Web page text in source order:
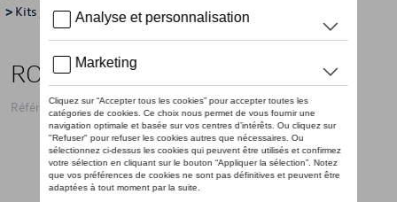
> Kits jantes avec pneus >Kits d'hiver > Détail
ROUES HIVER 16"
Référence: 2GMWCWV66 8Z8